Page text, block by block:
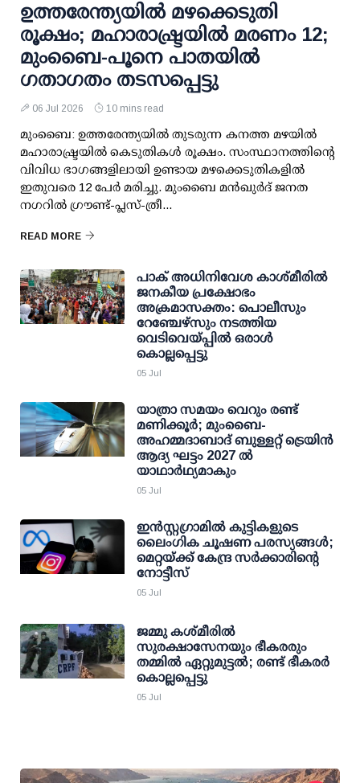
ഉത്തരേന്ത്യയിൽ മഴക്കെടുതി
രൂക്ഷം; മഹാരാഷ്ട്രയിൽ മരണം 12;
മുംബൈ-പൂനെ പാതയിൽ
ഗതാഗതം തടസപ്പെട്ടു
06 Jul 2026 10 mins read
മുംബൈ: ഉത്തരേന്ത്യയിൽ തുടരുന്ന കനത്ത മഴയിൽ
മഹാരാഷ്ട്രയിൽ കെടുതികൾ രൂക്ഷം. സംസ്ഥാനത്തിന്റെ
വിവിധ ഭാഗങ്ങളിലായി ഉണ്ടായ മഴക്കെടുതികളിൽ
ഇതുവരെ 12 പേർ മരിച്ചു. മുംബൈ മൻഖുർദ് ജനത
നഗറിൽ ഗ്രൗണ്ട്-പ്ലസ്-ത്രീ...
READ MORE
പാക് അധിനിവേശ കാശ്മീരില്‍
ജനകീയ പ്രക്ഷോഭം
അക്രമാസക്തം: പൊലീസും
റേഞ്ചേഴ്‌സും നടത്തിയ
വെടിവെയ്പ്പില്‍ ഒരാള്‍
കൊല്ലപ്പെട്ടു
05 Jul
യാത്രാ സമയം വെറും രണ്ട്
മണിക്കൂര്‍; മുംബൈ-
അഹമ്മദാബാദ് ബുള്ളറ്റ് ട്രെയിന്‍
ആദ്യ ഘട്ടം 2027 ല്‍
യാഥാര്‍ഥ്യമാകും
05 Jul
ഇന്‍സ്റ്റഗ്രാമില്‍ കുട്ടികളുടെ
ലൈംഗിക ചൂഷണ പരസ്യങ്ങള്‍;
മെറ്റയ്ക്ക് കേന്ദ്ര സര്‍ക്കാരിന്റെ
നോട്ടീസ്
05 Jul
ജമ്മു കശ്മീരിൽ
സുരക്ഷാസേനയും ഭീകരരും
തമ്മില്‍ ഏറ്റുമുട്ടല്‍; രണ്ട് ഭീകരർ
കൊല്ലപ്പെട്ടു
05 Jul